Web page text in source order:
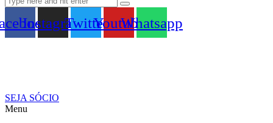
InstagramTwitterYoutubeWhatsapp
SEJA SÓCIO
Menu